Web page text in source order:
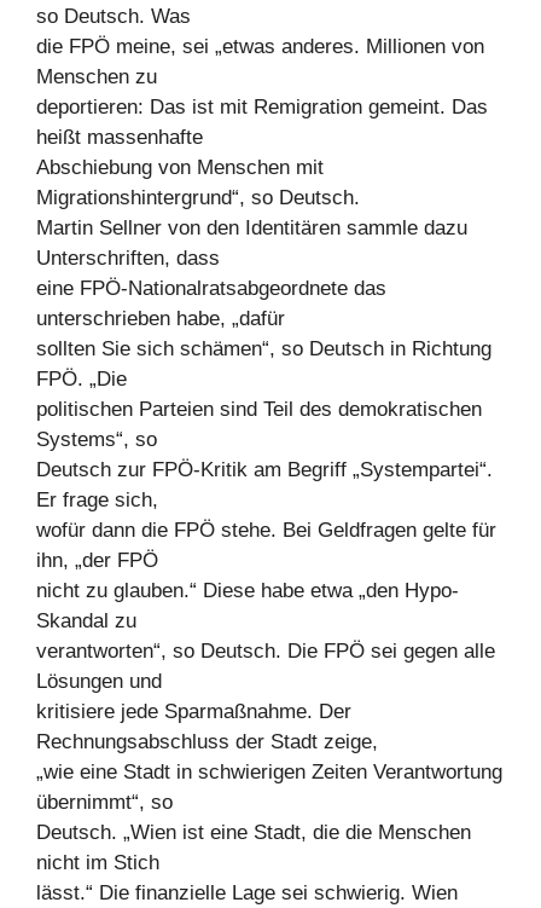
so Deutsch. Was
die FPÖ meine, sei „etwas anderes. Millionen von
Menschen zu
deportieren: Das ist mit Remigration gemeint. Das
heißt massenhafte
Abschiebung von Menschen mit
Migrationshintergrund“, so Deutsch.
Martin Sellner von den Identitären sammle dazu
Unterschriften, dass
eine FPÖ-Nationalratsabgeordnete das
unterschrieben habe, „dafür
sollten Sie sich schämen“, so Deutsch in Richtung
FPÖ. „Die
politischen Parteien sind Teil des demokratischen
Systems“, so
Deutsch zur FPÖ-Kritik am Begriff „Systempartei“.
Er frage sich,
wofür dann die FPÖ stehe. Bei Geldfragen gelte für
ihn, „der FPÖ
nicht zu glauben.“ Diese habe etwa „den Hypo-
Skandal zu
verantworten“, so Deutsch. Die FPÖ sei gegen alle
Lösungen und
kritisiere jede Sparmaßnahme. Der
Rechnungsabschluss der Stadt zeige,
„wie eine Stadt in schwierigen Zeiten Verantwortung
übernimmt“, so
Deutsch. „Wien ist eine Stadt, die die Menschen
nicht im Stich
lässt.“ Die finanzielle Lage sei schwierig. Wien